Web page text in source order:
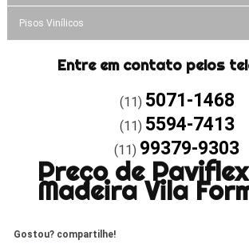
Pisos Vinílicos
Entre em contato pelos
(11) 5071-1468
(11) 5594-7413
(11) 99379-9303
Preço de Paviflex
Madeira Vila
Gostou? compartilhe!